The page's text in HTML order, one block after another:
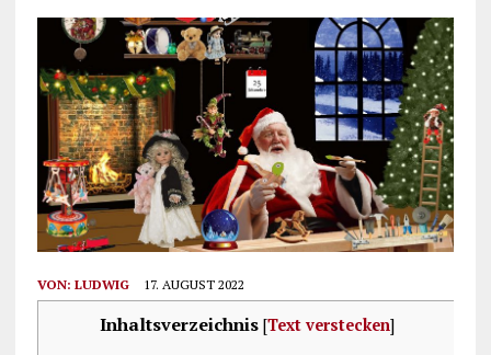
VON: LUDWIG 17. AUGUST 2022
Inhaltsverzeichnis [Text verstecken]